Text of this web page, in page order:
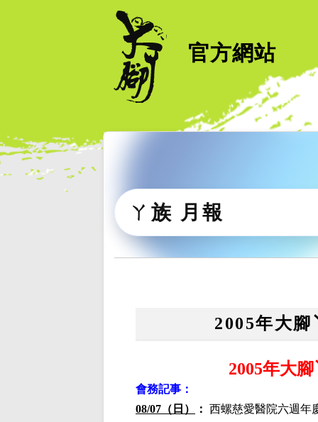
官方網站
ㄚ族 月報
2005年大
2005年大腳
會務記事：
08/07（日）
： 西螺慈愛醫院六週年